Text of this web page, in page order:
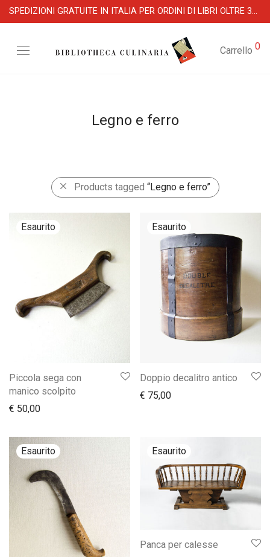
SPEDIZIONI GRATUITE IN ITALIA PER ORDINI DI LIBRI OLTRE 39 €
Carrello 0
Legno e ferro
Products tagged “Legno e ferro”
Piccola sega con
manico scolpito
€ 50,00
Doppio decalitro antico
€ 75,00
Panca per calesse